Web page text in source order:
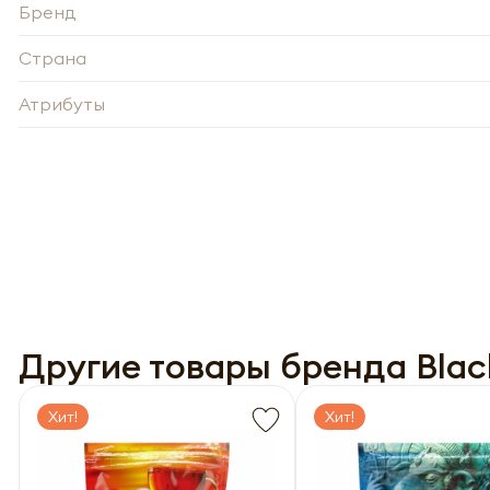
Бренд
Страна
Атрибуты
Другие товары бренда
Хит! Хит!